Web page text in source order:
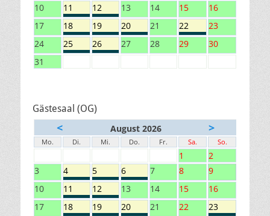
10
11 12 13 14 15
16
17
18 19 20 21 22
23
24
25 26 27 28 29
30
31
Gästesaal (OG)
< August 2026 >
Mo. Di. Mi. Do. Fr. Sa. So.
1
2
3
4 5 6 7 8
9
10
11 12 13 14 15
16
17
18 19 20 21 22
23